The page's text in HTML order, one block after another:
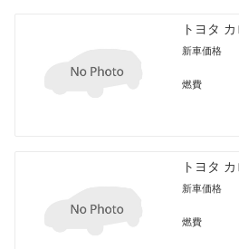
トヨタ
新車価格
燃費
トヨタ
新車価格
燃費